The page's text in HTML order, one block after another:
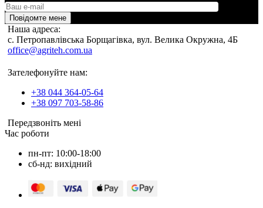
Повідомте мене
Наша адреса:
c. Петропавлівська Борщагівка, вул. Велика Окружна, 4Б
office@agriteh.com.ua
Зателефонуйте нам:
+38 044 364-05-64
+38 097 703-58-86
Передзвоніть мені
Час роботи
пн-пт: 10:00-18:00
сб-нд: вихідний